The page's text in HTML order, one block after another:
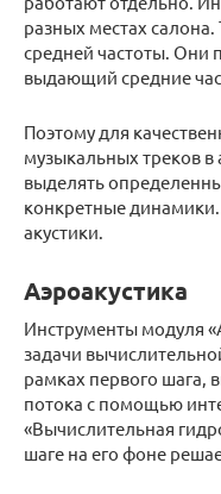
разных местах салона.
средней частоты. Они
выдающий средние
Поэтому для
музыкальных треков
выделять
конкретные
акустики.
Аэроакустика
Инструменты модуля
задачи
рамках первого шага,
потока с помощью
«Вычислительная
шаге на его фоне